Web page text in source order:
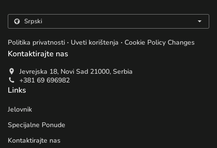
Politika privatnosti . Uveti korištenja . Cookie Policy Changes
Kontaktirajte nas
Jevrejska 18, Novi Sad 21000, Serbia
+381 69 696982
Links
Jelovnik
Specijalne Ponude
Kontaktirajte nas